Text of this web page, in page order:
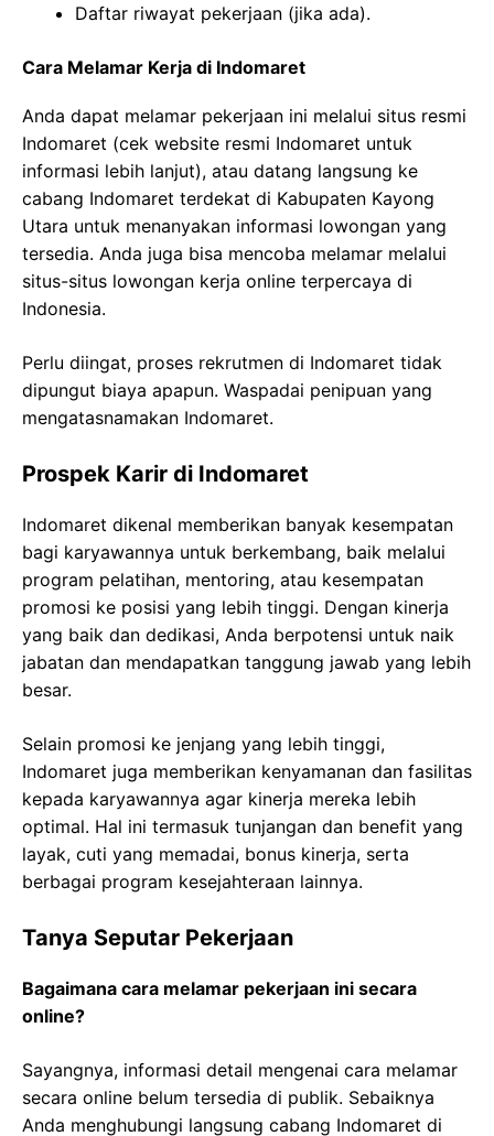
Daftar riwayat pekerjaan (jika ada).
Cara Melamar Kerja di Indomaret
Anda dapat melamar pekerjaan ini melalui situs resmi
Indomaret (cek website resmi Indomaret untuk
informasi lebih lanjut), atau datang langsung ke
cabang Indomaret terdekat di Kabupaten Kayong
Utara untuk menanyakan informasi lowongan yang
tersedia. Anda juga bisa mencoba melamar melalui
situs-situs lowongan kerja online terpercaya di
Indonesia.
Perlu diingat, proses rekrutmen di Indomaret tidak
dipungut biaya apapun. Waspadai penipuan yang
mengatasnamakan Indomaret.
Prospek Karir di Indomaret
Indomaret dikenal memberikan banyak kesempatan
bagi karyawannya untuk berkembang, baik melalui
program pelatihan, mentoring, atau kesempatan
promosi ke posisi yang lebih tinggi. Dengan kinerja
yang baik dan dedikasi, Anda berpotensi untuk naik
jabatan dan mendapatkan tanggung jawab yang lebih
besar.
Selain promosi ke jenjang yang lebih tinggi,
Indomaret juga memberikan kenyamanan dan fasilitas
kepada karyawannya agar kinerja mereka lebih
optimal. Hal ini termasuk tunjangan dan benefit yang
layak, cuti yang memadai, bonus kinerja, serta
berbagai program kesejahteraan lainnya.
Tanya Seputar Pekerjaan
Bagaimana cara melamar pekerjaan ini secara
online?
Sayangnya, informasi detail mengenai cara melamar
secara online belum tersedia di publik. Sebaiknya
Anda menghubungi langsung cabang Indomaret di